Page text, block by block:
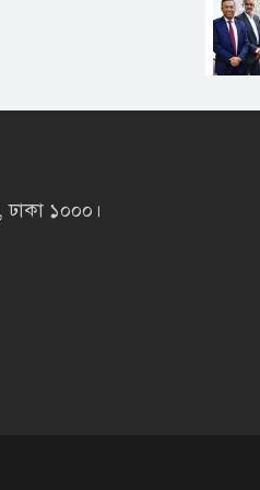
ঢাকা ১০০০।